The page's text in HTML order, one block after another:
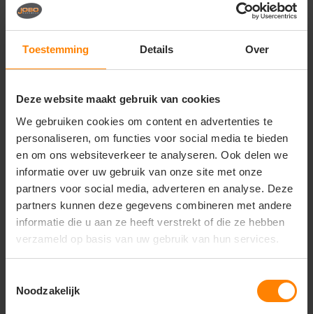
Toestemming Details Over
Deze website maakt gebruik van cookies
We gebruiken cookies om content en advertenties te
personaliseren, om functies voor social media te bieden
en om ons websiteverkeer te analyseren. Ook delen we
informatie over uw gebruik van onze site met onze
partners voor social media, adverteren en analyse. Deze
partners kunnen deze gegevens combineren met andere
informatie die u aan ze heeft verstrekt of die ze hebben
verzameld op basis van uw gebruik van hun services.
Noodzakelijk
Vragen? Neem contact
op met onze
call +31(0)418 511 972
mail info@jobopromotions.nl
store Bezoek onze showroom:
Provincialeweg 59 - Velddriel
Dit vind je misschien ook leuk
Items van productcarrousel